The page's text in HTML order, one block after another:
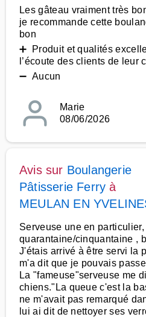
Les gâteau vraiment très
je recommande cette
bon
➕ Produit et qualités
l’écoute des clients de leur
➖ Aucun
Marie
08/06/2026
Avis sur Boulangerie
Pâtisserie Ferry à
MEULAN EN
Serveuse une en particulier,
quarantaine/cinquantaine ,
J'étais arrivé à être servi la
m'a dit que je pouvais
La "fameuse"serveuse me
chiens."La queue c'est la
ne m'avait pas remarqué
lui ai dit de nettoyer ses